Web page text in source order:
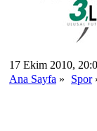
17 Ekim 2010,
Ana Sayfa » Spor